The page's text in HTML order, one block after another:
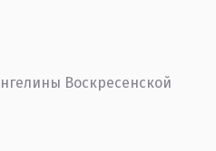
Воскресенской